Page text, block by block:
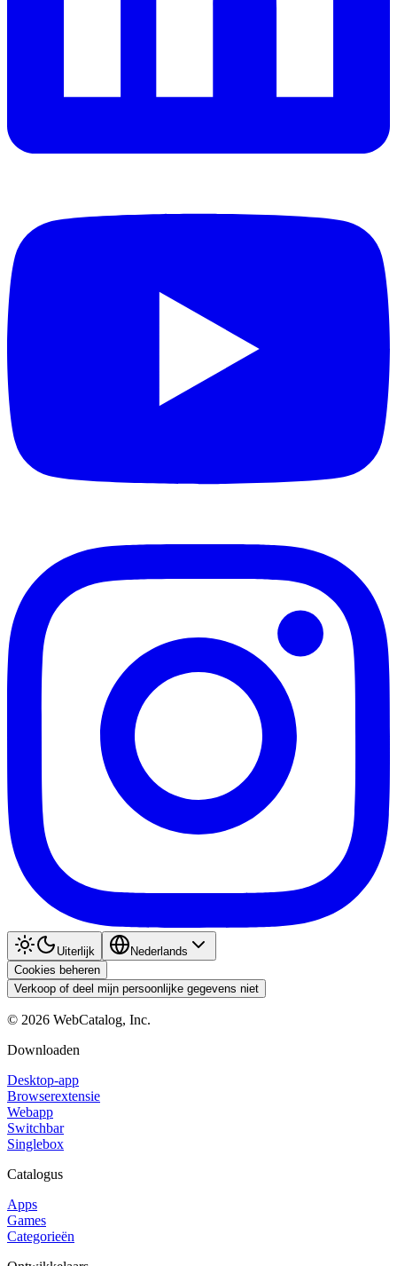
Uiterlijk
Nederlands
Cookies beheren
Verkoop of deel mijn persoonlijke gegevens niet
© 2026 WebCatalog, Inc.
Downloaden
Desktop-app
Browserextensie
Webapp
Switchbar
Singlebox
Catalogus
Apps
Games
Categorieën